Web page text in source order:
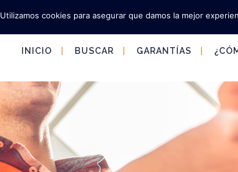
INICIO BUSCAR GARANTÍAS
Utilizamos cookies para asegurar que damos la mejor